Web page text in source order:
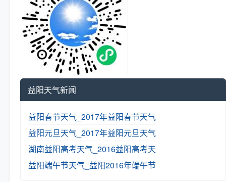
益阳天气新闻
益阳春节天气_2017年益阳春节天气
益阳元旦天气_2017年益阳元旦天气
湖南益阳高考天气_2016益阳高考天
益阳端午节天气_益阳2016年端午节